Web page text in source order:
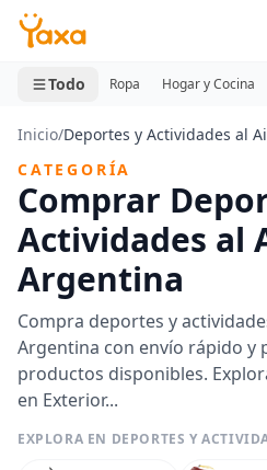
MINI CARRITO
0 productos
Todo Ropa Hogar y Cocina
Inicio/Deportes y Actividades al
CATEGORÍA
Comprar
Actividades al
Argentina
Compra deportes y
Argentina con envío rápido y
productos disponibles.
en Exterior...
EXPLORA EN DEPORTES Y